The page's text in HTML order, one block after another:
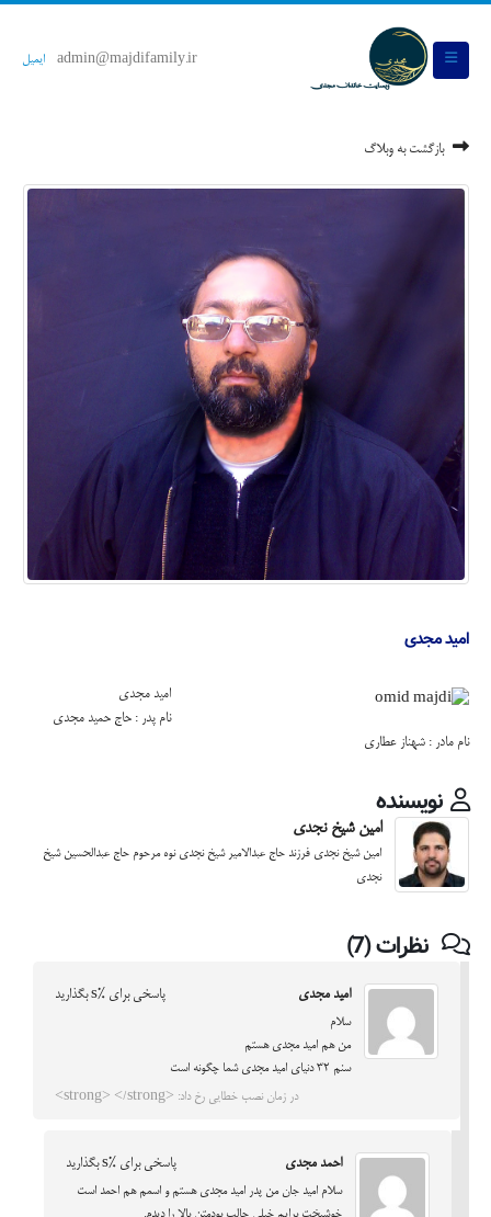
admin@majdifamily.ir ایمیل
بازگشت به وبلاگ
امید مجدی
امید مجدی
نام پدر : حاج حمید مجدی
نام مادر : شهناز عطاری
نویسنده
امین شیخ نجدی
امین شیخ نجدی فرزند حاج عبدالامیر شیخ نجدی نوه مرحوم حاج عبدالحسین شیخ
نجدی
نظرات (7)
امید مجدی پاسخی برای %s بگذارید
سلام
من هم امید مجدی هستم
سنم 32 دنیای امید مجدی شما چگونه است
در زمان نصب خطایی رخ داد: <strong> </strong>
احمد مجدی پاسخی برای %s بگذارید
سلام امید جان من پدر امید مجدی هستم و اسمم هم احمد است